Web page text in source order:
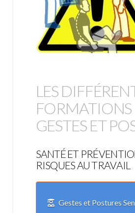
LES
FORMATIONS
GESTES ET
SANTÉ ET
RISQUES AU TRAVAIL
Gestes et Postures